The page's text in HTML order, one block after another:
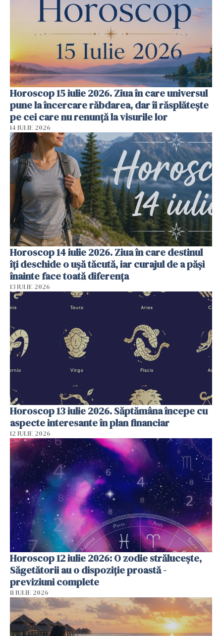
Horoscop 15 iulie 2026. Ziua în care universul
pune la încercare răbdarea, dar îi răsplătește
pe cei care nu renunță la visurile lor
14 IULIE 2026
Horoscop 14 iulie 2026. Ziua în care destinul
îți deschide o ușă tăcută, iar curajul de a păși
înainte face toată diferența
13 IULIE 2026
Horoscop 13 iulie 2026. Săptămâna începe cu
aspecte interesante în plan financiar
12 IULIE 2026
Horoscop 12 iulie 2026: O zodie strălucește,
Săgetătorii au o dispoziție proastă -
previziuni complete
11 IULIE 2026